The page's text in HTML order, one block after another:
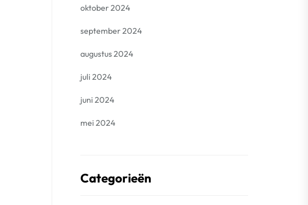
oktober 2024
september 2024
augustus 2024
juli 2024
juni 2024
mei 2024
Categorieën